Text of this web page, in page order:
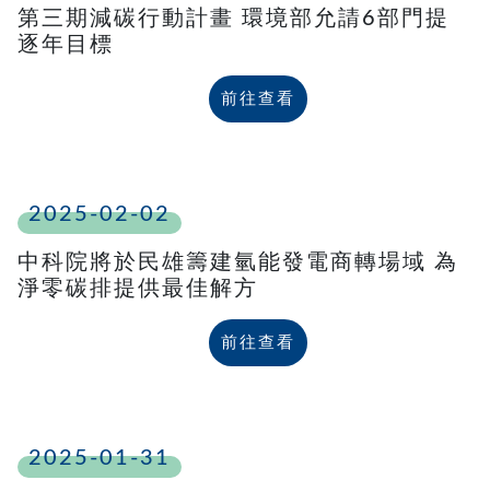
第三期減碳行動計畫 環境部允請6部門提
逐年目標
前往查看
2025-02-02
中科院將於民雄籌建氫能發電商轉場域 為
淨零碳排提供最佳解方
前往查看
2025-01-31